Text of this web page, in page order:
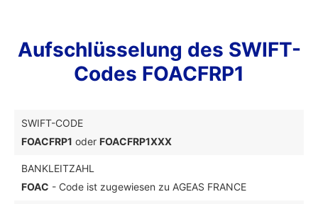
Aufschlüsselung des SWIFT-
Codes FOACFRP1
SWIFT-CODE
FOACFRP1 oder FOACFRP1XXX
BANKLEITZAHL
FOAC - Code ist zugewiesen zu AGEAS FRANCE